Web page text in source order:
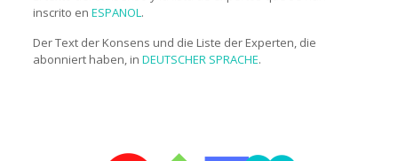
inscrito en ESPANOL.
Der Text der Konsens und die Liste der Experten, die
abonniert haben, in DEUTSCHER SPRACHE.